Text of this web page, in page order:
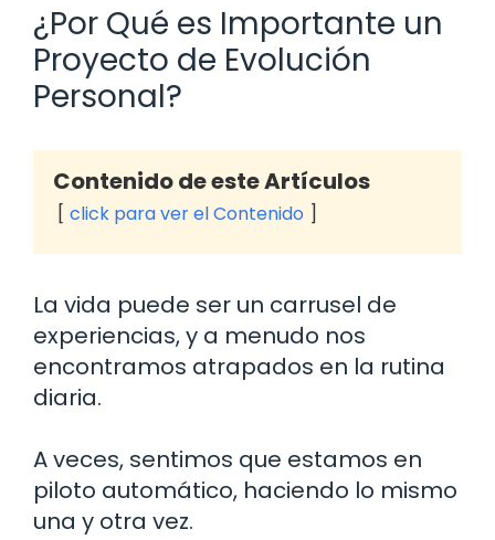
¿Por Qué es Importante un
Proyecto de Evolución
Personal?
Contenido de este Artículos
click para ver el Contenido
La vida puede ser un carrusel de
experiencias, y a menudo nos
encontramos atrapados en la rutina
diaria.
A veces, sentimos que estamos en
piloto automático, haciendo lo mismo
una y otra vez.